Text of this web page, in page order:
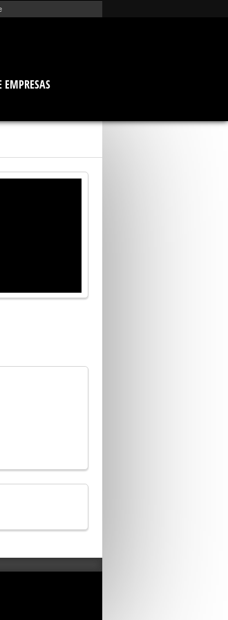
EMPRESAS